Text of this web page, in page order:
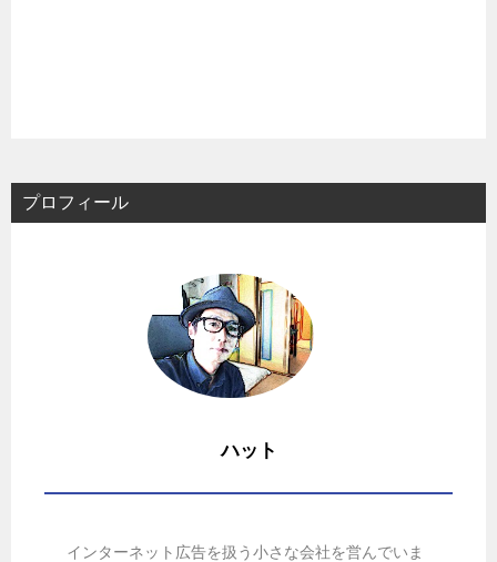
プロフィール
ハット
インターネット広告を扱う小さな会社を営んでいま